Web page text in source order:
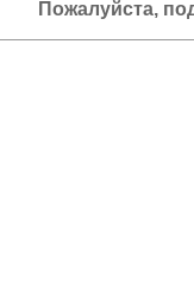
Пожалуйста,